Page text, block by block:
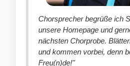
Chorsprecher begrüße ich
unsere Homepage und
nächsten Chorprobe.
und kommen vorbei, denn
Freu(n)de!"